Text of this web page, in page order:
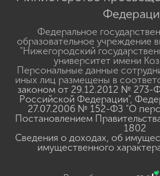
Федеральное
образовательное учреждение
"Нижегородский
университет имени
Персональные данные
иных лиц размещены в
законом от 29.12.2012 № 273-
Российской Федерации",
27.07.2006 № 152-ФЗ "О
Постановлением
1802
Сведения о доходах, об
имущественного